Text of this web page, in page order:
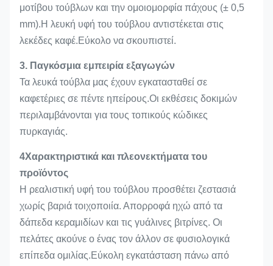
μοτίβου τούβλων και την ομοιομορφία πάχους (± 0,5
mm).Η λευκή υφή του τούβλου αντιστέκεται στις
λεκέδες καφέ.Εύκολο να σκουπιστεί.
3. Παγκόσμια εμπειρία εξαγωγών
Τα λευκά τούβλα μας έχουν εγκατασταθεί σε
καφετέριες σε πέντε ηπείρους.Οι εκθέσεις δοκιμών
περιλαμβάνονται για τους τοπικούς κώδικες
πυρκαγιάς.
4Χαρακτηριστικά και πλεονεκτήματα του
προϊόντος
Η ρεαλιστική υφή του τούβλου προσθέτει ζεστασιά
χωρίς βαριά τοιχοποιία. Απορροφά ηχώ από τα
δάπεδα κεραμιδίων και τις γυάλινες βιτρίνες. Οι
πελάτες ακούνε ο ένας τον άλλον σε φυσιολογικά
επίπεδα ομιλίας.Εύκολη εγκατάσταση πάνω από